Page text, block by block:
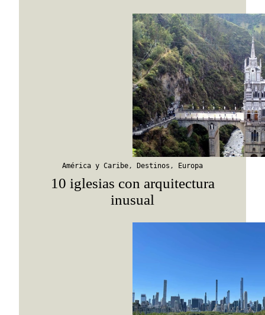
América y Caribe , Destinos , Europa
10 iglesias con arquitectura
inusual